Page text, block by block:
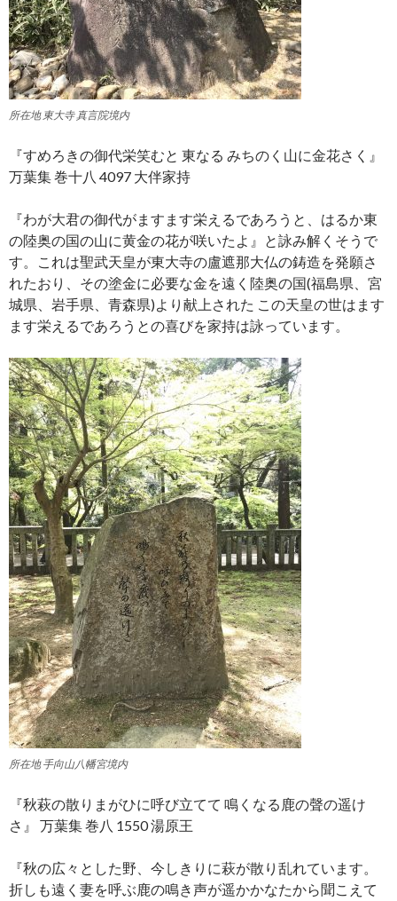
所在地 東大寺 真言院境内
『すめろきの御代栄笑むと 東なる みちのく山に金花さく』
万葉集 巻十八 4097 大伴家持
『わが大君の御代がますます栄えるであろうと、はるか東
の陸奥の国の山に黄金の花が咲いたよ』と詠み解くそうで
す。これは聖武天皇が東大寺の盧遮那大仏の鋳造を発願さ
れたおり、その塗金に必要な金を遠く陸奥の国(福島県、宮
城県、岩手県、青森県)より献上された この天皇の世はます
ます栄えるであろうとの喜びを家持は詠っています。
所在地 手向山八幡宮境内
『秋萩の散りまがひに呼び立てて 鳴くなる鹿の聲の遥け
さ』 万葉集 巻八 1550 湯原王
『秋の広々とした野、今しきりに萩が散り乱れています。
折しも遠く妻を呼ぶ鹿の鳴き声が遥かかなたから聞こえて